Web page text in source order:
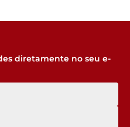
diretamente no seu e-